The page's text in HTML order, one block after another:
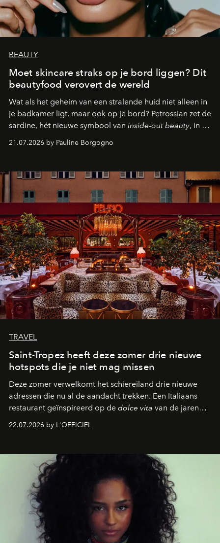
BEAUTY
Moet skincare straks op je bord liggen? Dit
beautyfood verovert de wereld
Wat als het geheim van een stralende huid niet alleen in
je badkamer ligt, maar ook op je bord? Petrossian zet de
sardine, hét nieuwe symbool van inside-out beauty, in de
21.07.2026 by Pauline Borgogno
TRAVEL
Saint-Tropez heeft deze zomer drie nieuwe
hotspots die je niet mag missen
Deze zomer verwelkomt het schiereiland drie nieuwe
adressen die nu al de aandacht trekken. Een Italiaans
restaurant geïnspireerd op de dolce vita van de jaren
verandert in een bruisende ontmoetingsplek en de
neerstrijkt in Saint-Tropez. Dit zijn de nieuwe adressen
die deze zomer de toon zetten, van lange lunches tot
zwoele nachten.
22.07.2026 by L'OFFICIEL